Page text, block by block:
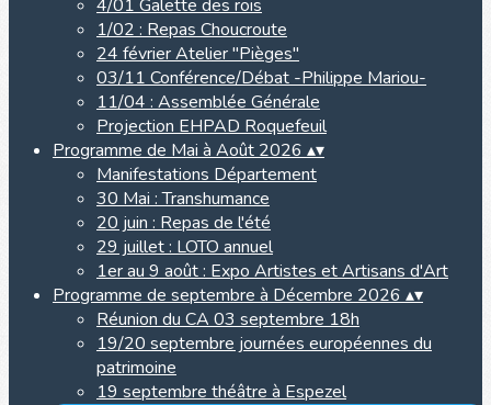
4/01 Galette des rois
1/02 : Repas Choucroute
24 février Atelier "Pièges"
03/11 Conférence/Débat -Philippe Mariou-
11/04 : Assemblée Générale
Projection EHPAD Roquefeuil
Programme de Mai à Août 2026 ▴▾
Manifestations Département
30 Mai : Transhumance
20 juin : Repas de l'été
29 juillet : LOTO annuel
1er au 9 août : Expo Artistes et Artisans d'Art
Programme de septembre à Décembre 2026 ▴▾
Réunion du CA 03 septembre 18h
19/20 septembre journées européennes du
patrimoine
19 septembre théâtre à Espezel